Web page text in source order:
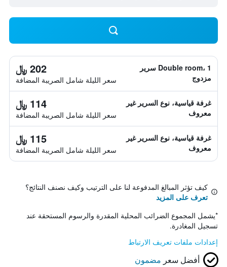
Double room، 1 سرير
مزدوج
202 ﷼
سعر الليلة شامل الصريبة المضافة
غرفة قياسية، نوع السرير غير
معروف
114 ﷼
سعر الليلة شامل الصريبة المضافة
غرفة قياسية، نوع السرير غير
معروف
115 ﷼
سعر الليلة شامل الصريبة المضافة
كيف تؤثر المبالغ المدفوعة لنا على الترتيب وكيف نصنف النتائج؟
تعرف على المزيد
*يشمل المجموع الضرائب المحلية المقدرة والرسوم المستحقة عند
تسجيل المغادرة.
إعدادات ملفات تعريف الارتباط
أفضل سعر مضمون